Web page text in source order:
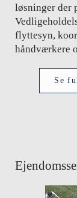
løsninger der
flyttesyn,
håndværkere
Se